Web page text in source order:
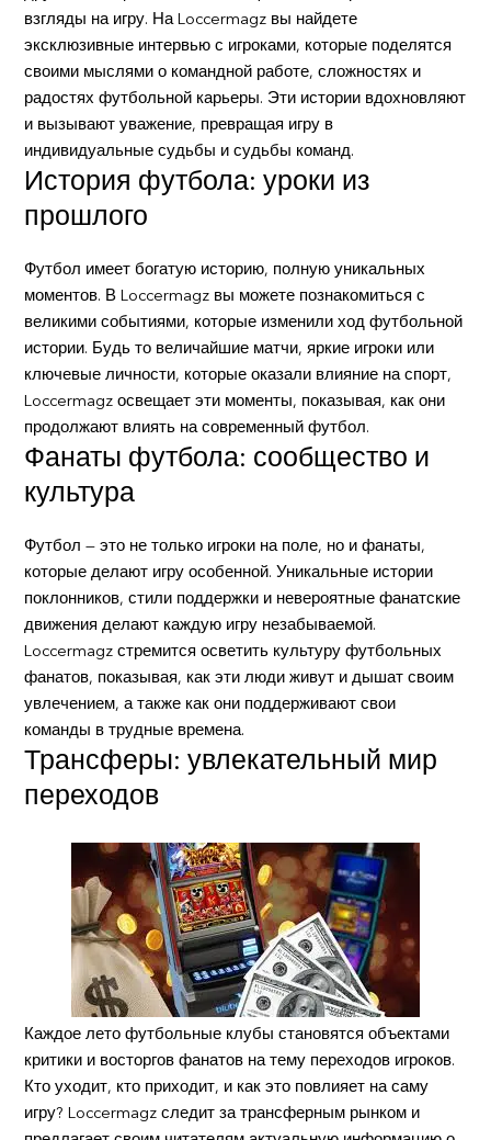
взгляды на игру. На Loccermagz вы найдете
эксклюзивные интервью с игроками, которые поделятся
своими мыслями о командной работе, сложностях и
радостях футбольной карьеры. Эти истории вдохновляют
и вызывают уважение, превращая игру в
индивидуальные судьбы и судьбы команд.
История футбола: уроки из
прошлого
Футбол имеет богатую историю, полную уникальных
моментов. В Loccermagz вы можете познакомиться с
великими событиями, которые изменили ход футбольной
истории. Будь то величайшие матчи, яркие игроки или
ключевые личности, которые оказали влияние на спорт,
Loccermagz освещает эти моменты, показывая, как они
продолжают влиять на современный футбол.
Фанаты футбола: сообщество и
культура
Футбол — это не только игроки на поле, но и фанаты,
которые делают игру особенной. Уникальные истории
поклонников, стили поддержки и невероятные фанатские
движения делают каждую игру незабываемой.
Loccermagz стремится осветить культуру футбольных
фанатов, показывая, как эти люди живут и дышат своим
увлечением, а также как они поддерживают свои
команды в трудные времена.
Трансферы: увлекательный мир
переходов
Каждое лето футбольные клубы становятся объектами
критики и восторгов фанатов на тему переходов игроков.
Кто уходит, кто приходит, и как это повлияет на саму
игру? Loccermagz следит за трансферным рынком и